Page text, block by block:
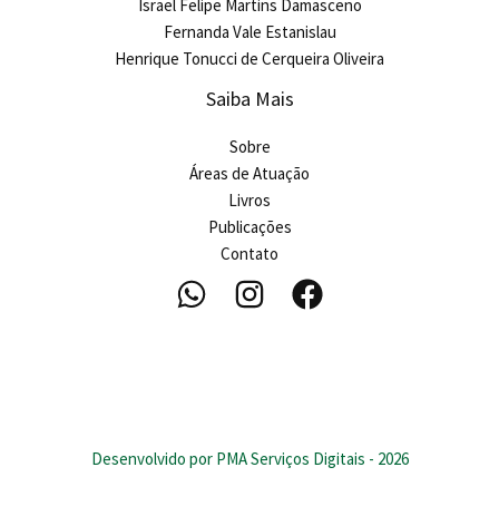
Israel Felipe Martins Damasceno
Fernanda Vale Estanislau
Henrique Tonucci de Cerqueira Oliveira
Saiba Mais
Sobre
Áreas de Atuação
Livros
Publicações
Contato
Desenvolvido por PMA Serviços Digitais - 2026